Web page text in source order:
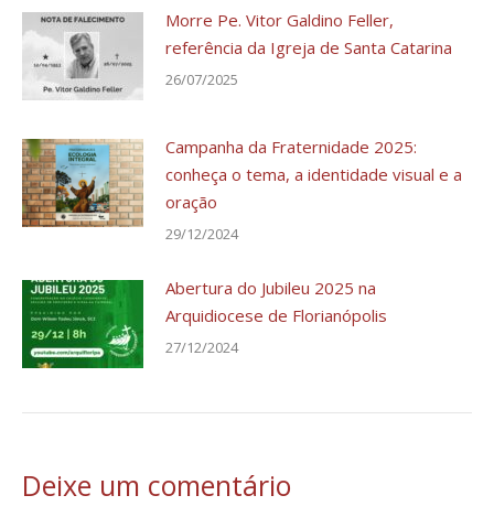
Morre Pe. Vitor Galdino Feller,
referência da Igreja de Santa Catarina
26/07/2025
Campanha da Fraternidade 2025:
conheça o tema, a identidade visual e a
oração
29/12/2024
Abertura do Jubileu 2025 na
Arquidiocese de Florianópolis
27/12/2024
Deixe um comentário